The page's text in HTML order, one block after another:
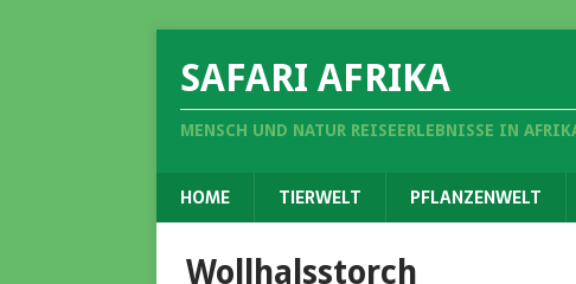
SAFARI AFRIKA
MENSCH UND NATUR REISEERLEBNISSE IN
HOME TIERWELT PFLANZENWELT
Wollhalsstorch